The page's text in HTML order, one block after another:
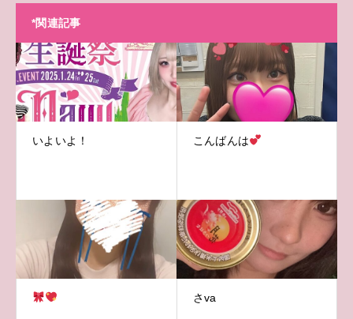
*関連記事
いよいよ！ こんばんは
さva